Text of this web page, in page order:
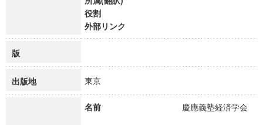
役割
外部リンク
版
出版地 東京
名前 慶應義塾経済学会